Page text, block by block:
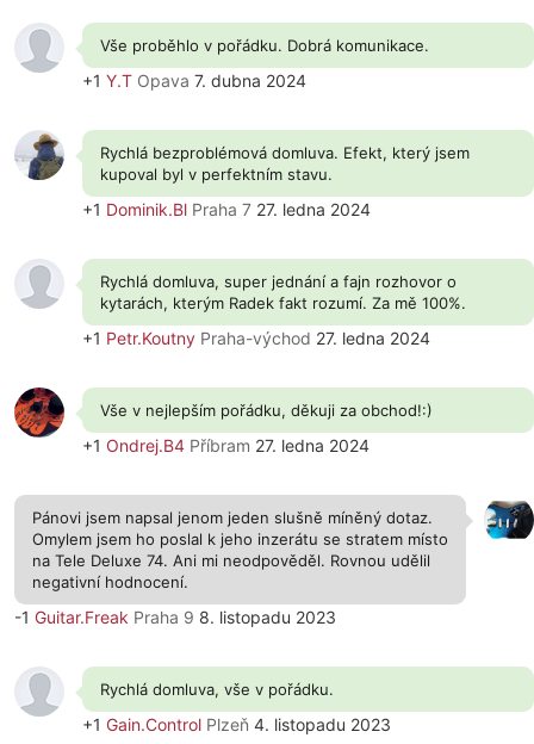
Vše proběhlo v pořádku. Dobrá komunikace.
+1 Y.T Opava 7. dubna 2024
Rychlá bezproblémová domluva. Efekt, který jsem
kupoval byl v perfektním stavu.
+1 Dominik.Bl Praha 7 27. ledna 2024
Rychlá domluva, super jednání a fajn rozhovor o
kytarách, kterým Radek fakt rozumí. Za mě 100%.
+1 Petr.Koutny Praha-východ 27. ledna 2024
Vše v nejlepším pořádku, děkuji za obchod!:)
+1 Ondrej.B4 Příbram 27. ledna 2024
Pánovi jsem napsal jenom jeden slušně míněný dotaz.
Omylem jsem ho poslal k jeho inzerátu se stratem místo
na Tele Deluxe 74. Ani mi neodpověděl. Rovnou udělil
negativní hodnocení.
-1 Guitar.Freak Praha 9 8. listopadu 2023
Rychlá domluva, vše v pořádku.
+1 Gain.Control Plzeň 4. listopadu 2023